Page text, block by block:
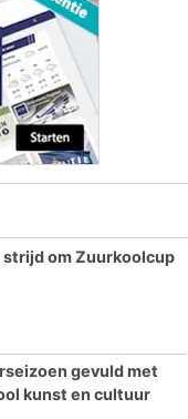
strijd om Zuurkoolcup
gevuld met
kunst en cultuur